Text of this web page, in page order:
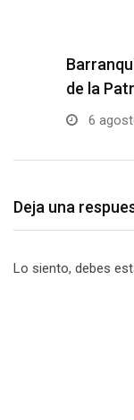
de la Patria…
6 agosto,
Deja una
Lo siento, debes